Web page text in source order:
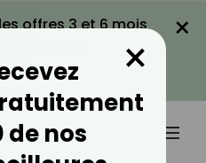
offres 3 et 6 mois
PROMO
×
de nos
×